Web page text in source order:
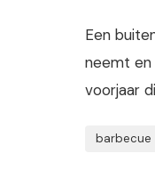
Een
neemt en
voorjaar
barbecue